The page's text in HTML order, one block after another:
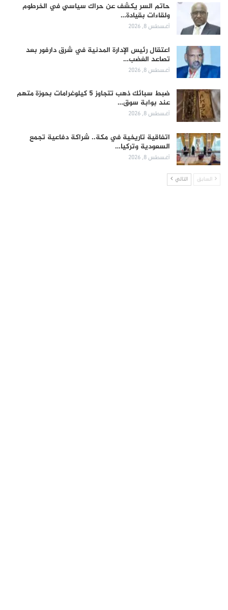
حاتم السر يكشف عن حراك سياسي في الخرطوم
ولقاءات بقيادة…
أغسطس 8, 2026
اعتقال رئيس الإدارة المدنية في شرق دارفور بعد
تصاعد الغضب…
أغسطس 8, 2026
ضبط سبائك ذهب تتجاوز 5 كيلوغرامات بحوزة متهم
عند بوابة سوق…
أغسطس 8, 2026
اتفاقية تاريخية في مكة.. شراكة دفاعية تجمع
السعودية وتركيا…
أغسطس 8, 2026
السابق التالي